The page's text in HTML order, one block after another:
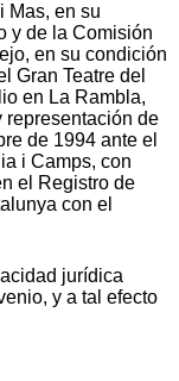
Mas, en su
y de la Comisión
en su condición
Gran Teatre del
en La Rambla,
representación de
de 1994 ante el
i Camps, con
el Registro de
con el
jurídica
y a tal efecto